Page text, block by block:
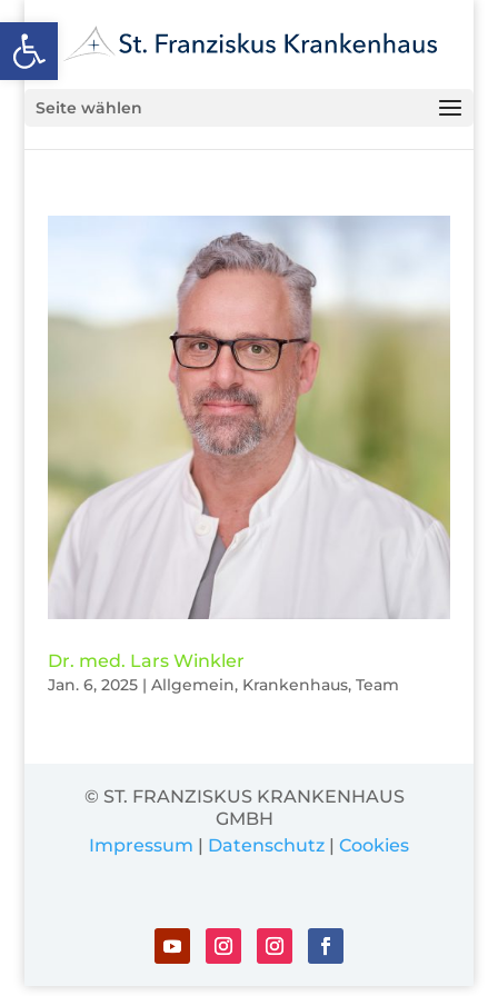
Seite wählen
Dr. med. Lars Winkler
Jan. 6, 2025| Allgemein, Krankenhaus, Team
© ST. FRANZISKUS KRANKENHAUS
GMBH
Impressum | Datenschutz | Cookies
Open toolbar